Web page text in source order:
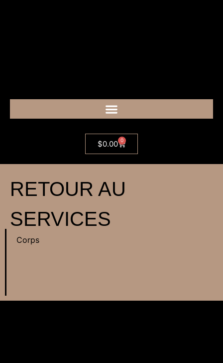
$0.00 0
RETOUR AU
SERVICES
Corps